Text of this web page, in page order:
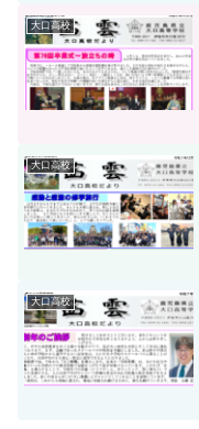
大口高校
大口高校
大口高校